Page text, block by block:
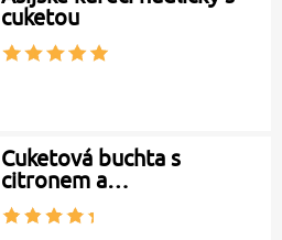
cuketou
Cuketová buchta s
citronem a…